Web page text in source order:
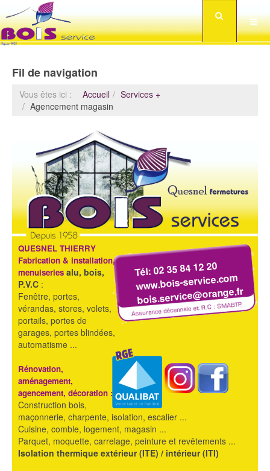
Fil de navigation
Vous êtes ici : Accueil
Services +
Agencement magasin
Tél: 02 35 84 12 20
www.bois-service.com
bois.service@orange.fr
QUESNEL THIERRY
Fabrication & installation,
menuiseries alu, bois,
P.V.C :
Fenêtre, portes,
vérandas, stores, volets,
portails, portes de
garages, portes blindées,
automatisme ...
Rénovation,
aménagement,
agencement, décoration :
Construction bois,
maçonnerie, charpente, isolation, escalier ...
Cuisine, comble, logement, magasin ...
Parquet, moquette, carrelage, peinture et revêtements ...
Isolation thermique extérieur (ITE) / intérieur (ITI)